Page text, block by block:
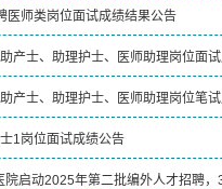
医师类岗位面试成绩结果公告
产士、助理护士、医师助理岗位面
产士、助理护士、医师助理岗位笔
1岗位面试成绩公告
院启动2025年第二批编外人才招聘